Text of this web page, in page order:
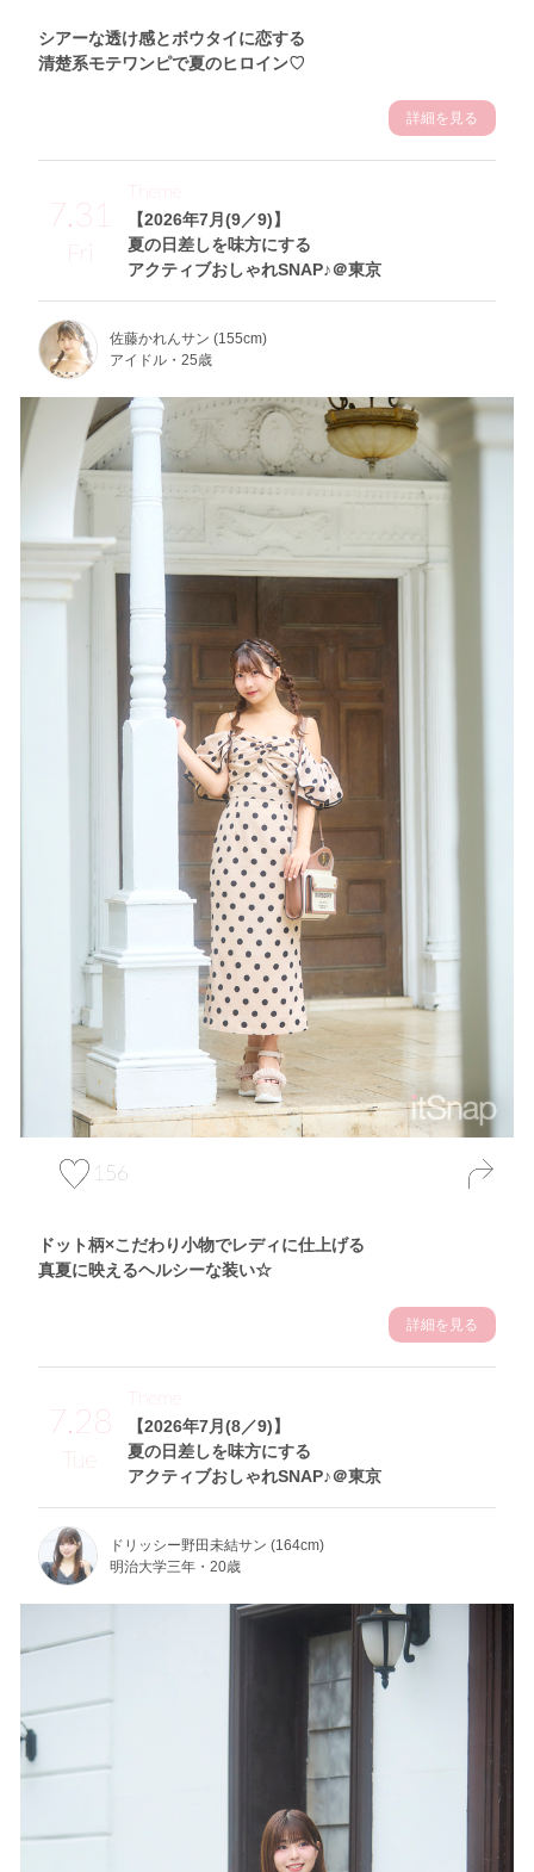
シアーな透け感とボウタイに恋する
清楚系モテワンピで夏のヒロイン♡
詳細を見る
7.31
Fri
【2026年7月(9／9)】
夏の日差しを味方にする
アクティブおしゃれSNAP♪＠東京
Theme
佐藤かれんサン (155cm)
アイドル・25歳
156
ドット柄×こだわり小物でレディに仕上げる
真夏に映えるヘルシーな装い☆
詳細を見る
7.28
Tue
【2026年7月(8／9)】
夏の日差しを味方にする
アクティブおしゃれSNAP♪＠東京
Theme
ドリッシー野田未結サン (164cm)
明治大学三年・20歳